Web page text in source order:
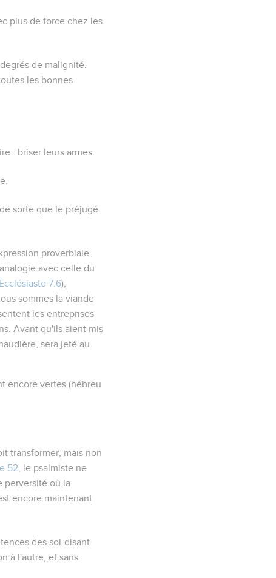
plus de force chez les
de malignité.
les bonnes
: briser leurs armes.
sorte que le préjugé
proverbiale
avec celle du
Ecclésiaste 7.6),
sommes la viande
les entreprises
Avant qu'ils aient mis
sera jeté au
encore vertes (hébreu
transformer, mais non
52 , le psalmiste ne
perversité où la
encore maintenant
des soi-disant
à l'autre, et sans